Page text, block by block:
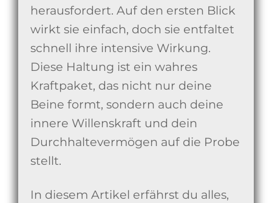
herausfordert. Auf den ersten Blick
wirkt sie einfach, doch sie entfaltet
schnell ihre intensive Wirkung.
Diese Haltung ist ein wahres
Kraftpaket, das nicht nur deine
Beine formt, sondern auch deine
innere Willenskraft und dein
Durchhaltevermögen auf die Probe
stellt.
In diesem Artikel erfährst du alles,